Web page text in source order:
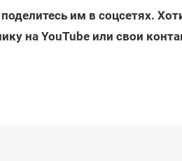
им в соцсетях.
на YouTube или свои